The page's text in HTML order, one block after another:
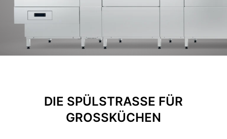
DIE SPÜLSTRASSE FÜR
GROSSKÜCHEN